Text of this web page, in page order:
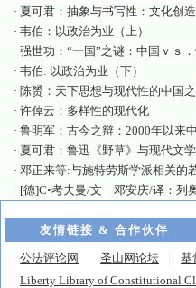
· 夏可君：抽象与书写性：文化创
· 韦伯：以政治为业（上）
· 强世功：“一国”之谜：中国ｖｓ
· 韦伯: 以政治为业（下）
· 陈赟：天下思想与现代性的中国
· 许倬云：多样性的现代化
· 鲁明军：古今之辩：2000年以来
· 夏可君：鲁迅《野草》与现代文
· 邓正来等:与施特劳斯学派相关的
· [德]C•考夫曼/文 邓安庆/译：列
友情链接 & 合作伙伴
公法评论网 圣山网论坛 基
Liberty Library of Constitutional